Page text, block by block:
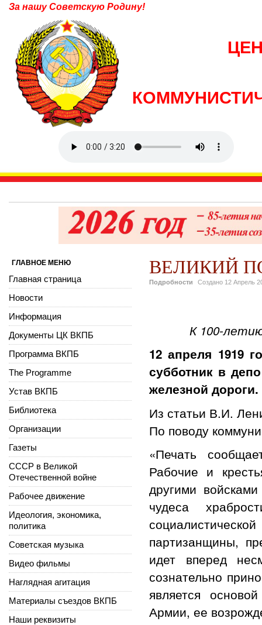
За нашу Советскую Родину!
ВЕЛИКИЙ
Подробности Создано 12 Апрель
К 100-
12 апреля 1919
субботник в
железной дороги.
Из статьи В.И.
По поводу
«Печать
Рабочие и
другими
чудеса
партизанщины,
идет вперед
сознательно
является
Армии, ее
ГЛАВНОЕ МЕНЮ
Главная страница
Новости
Информация
Документы ЦК ВКПБ
Программа ВКПБ
The Programme
Устав ВКПБ
Библиотека
Организации
Газеты
СССР в Великой
Отечественной войне
Рабочее движение
Идеология, экономика,
политика
Советская музыка
Видео фильмы
Наглядная агитация
Материалы съездов ВКПБ
Наши реквизиты